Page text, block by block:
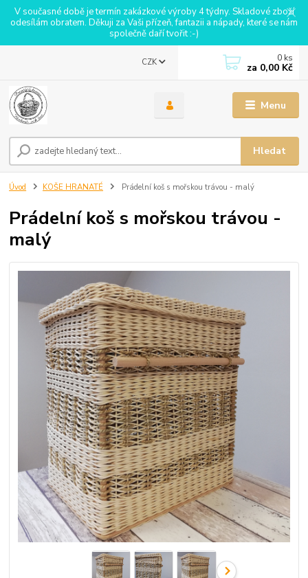
V současné době je termín zakázkové výroby 4 týdny. Skladové zboží
odesílám obratem. Děkuji za Vaši přízeň, fantazii a nápady, které se nám
společně daří tvořit :-)
Menu
CZK
Hledat
0 ks
za 0,00 Kč
Úvod KOŠE HRANATÉ Prádelní koš s mořskou trávou - malý
Prádelní koš s mořskou trávou -
malý